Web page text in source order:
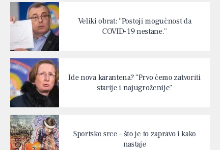
Veliki obrat: “Postoji mogućnost da
COVID-19 nestane.”
Ide nova karantena? “Prvo ćemo zatvoriti
starije i najugroženije”
Sportsko srce – što je to zapravo i kako
nastaje